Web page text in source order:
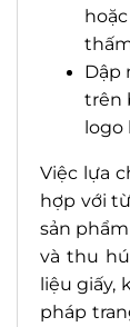
Dập
trên
logo
Việc lựa
hợp với
sản
và thu
liệu giấy,
pháp